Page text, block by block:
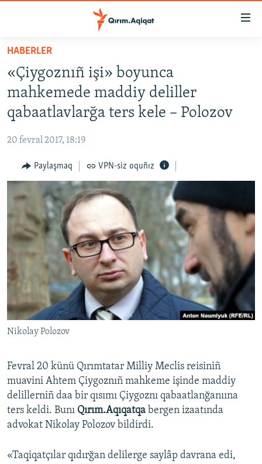
Esas
qaytmaq
Baş
navigatsiyağa
qaytmaq
Qıdıruvğa
SİYASET
İQTİSADİYAT
MEDENİYET
İNSAN AQLARI
VİDEO
SÜRET
BLOGLAR
FİKİR
Русский
Українською
QOŞULIÑIZ!
RFE/RS bütün saytları
HABERLER
«Çiygoznıñ işi» boyunca
mahkemede maddiy deliller
qabaatlavlarğa ters kele – Polozov
20 fevral 2017, 18:19
Paylaşmaq VPN-siz oquñız
Nikolay Polozov
Fevral 20 künü Qırımtatar Milliy Meclis reisiniñ
muavini Ahtem Çiygoznıñ mahkeme işinde maddiy
delillerniñ daa bir qısımı Çiygoznı qabaatlanğanıına
ters keldi. Bunı Qırım.Aqıqatqa bergen izaatında
advokat Nikolay Polozov bildirdi.
«Taqiqatçılar qıdırğan delilerge saylâp davrana edi,